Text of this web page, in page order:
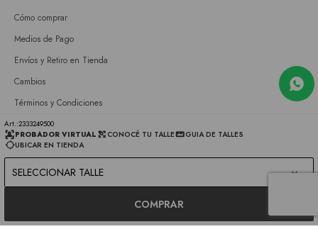
2333249500
PROBADOR VIRTUAL
CONOCÉ TU TALLE
GUIA DE TALLES
UBICAR EN TIENDA
SELECCIONAR TALLE
COMPRAR
Cómo comprar
Medios de Pago
Envíos y Retiro en Tienda
Cambios
Términos y Condiciones
GIFT CARD
Empresa
Sobre nosotros
Únete a nuestro equipo